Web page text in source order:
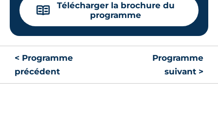
📖
Télécharger la brochure du
programme
< Programme
précédent
Programme
suivant >